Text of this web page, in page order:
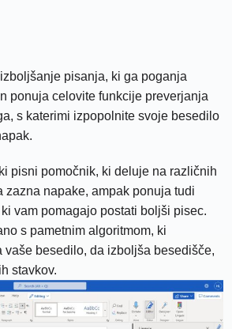
pisanja, ki ga poganja
ponuja celovite funkcije preverjanja
s katerimi izpopolnite svoje besedilo
pisni pomočnik, ki deluje na različnih
zazna napake, ampak ponuja tudi
vam pomagajo postati boljši pisec.
s pametnim algoritmom, ki
vaše besedilo, da izboljša besedišče,
stavkov.